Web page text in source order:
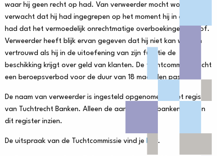
waar hij geen recht op had. Van verweerder mocht worden
verwacht dat hij had ingegrepen op het moment hij in de gaten
had dat het vermoedelijk onrechtmatige overboekingen betrof.
Verweerder heeft blijk ervan gegeven dat hij niet kan worden
vertrouwd als hij in de uitoefening van zijn functie de
beschikking krijgt over geld van klanten. De tuchtcommissie acht
een beroepsverbod voor de duur van 18 maanden passend.
De naam van verweerder is ingesteld opgenomen in het register
van Tuchtrecht Banken. Alleen de aangesloten banken kunnen
dit register inzien.
De uitspraak van de Tuchtcommissie vind je hier .